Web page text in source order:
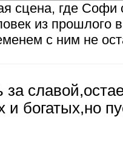
сцена, где
из прошлого
с ним не
за
и богатых,но